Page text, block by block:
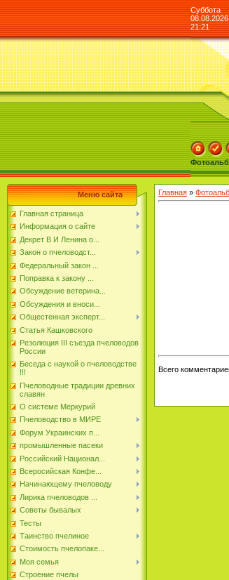
Суббота
08.08.2026
21:21
Меню сайта
Главная страница
Информация о сайте
Декрет В И Ленина о...
Закон о пчеловодст...
Федеральный закон ...
Поправка к закону ...
Обсуждение ветерина...
Обсуждения и вноси...
Общестенная эксперт...
Статья Кашковского
Резолюция III съезда пчеловодов
России
Беседа с наукой о пчеловодстве
!!!
Пчеловодные традиции древних
славян
О системе Меркурий
Пчеловодство в МИРЕ
Форум Украинских п...
промышленные пасеки
Российский Национал...
Всеросийская Конфе...
Начинающему пчеловоду
Лирика пчеловодов ...
Советы бывалых
Тесты
Таинство пчелиное
Стоимость пчелопаке...
Моя семья
Строение пчелы
Главная »
Всего